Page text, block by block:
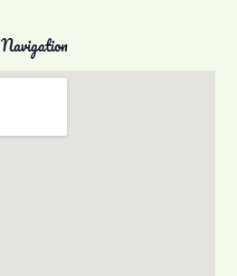
Navigation